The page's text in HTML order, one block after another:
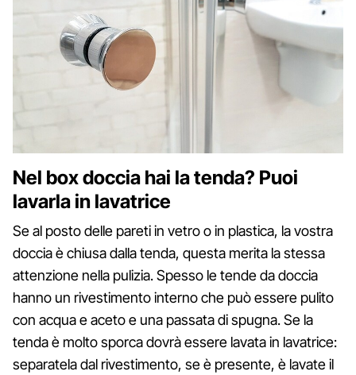
Nel box doccia hai la tenda? Puoi
lavarla in lavatrice
Se al posto delle pareti in vetro o in plastica, la vostra
doccia è chiusa dalla tenda, questa merita la stessa
attenzione nella pulizia. Spesso le tende da doccia
hanno un rivestimento interno che può essere pulito
con acqua e aceto e una passata di spugna. Se la
tenda è molto sporca dovrà essere lavata in lavatrice:
separatela dal rivestimento, se è presente, è lavate il